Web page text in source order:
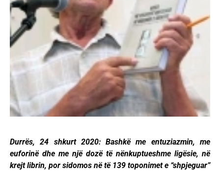
Durrës, 24 shkurt 2020: Bashkë me entuziazmin, me
euforinë dhe me një dozë të nënkuptueshme ligësie, në
krejt librin, por sidomos në të 139 toponimet e “shpjeguar”